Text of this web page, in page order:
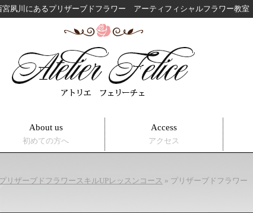
夙川にあるプリザーブドフラワー アーティフィシャルフラワー教室
About us
初めての方へ
Access
アクセス
リザーブドフラワースキルUPレッスンコース » プリザーブドフラワー